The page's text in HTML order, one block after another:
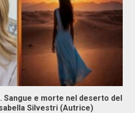
Sangue e morte nel deserto del
Silvestri (Autrice)